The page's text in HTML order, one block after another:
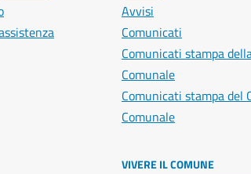
Avvisi
Comunicati
Comunicati stampa
Comunale
Comunicati stampa del
Comunale
VIVERE IL COMUNE